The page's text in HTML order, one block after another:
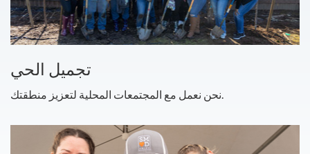
تجميل الحي
نحن نعمل مع المجتمعات المحلية لتعزيز منطقتك.